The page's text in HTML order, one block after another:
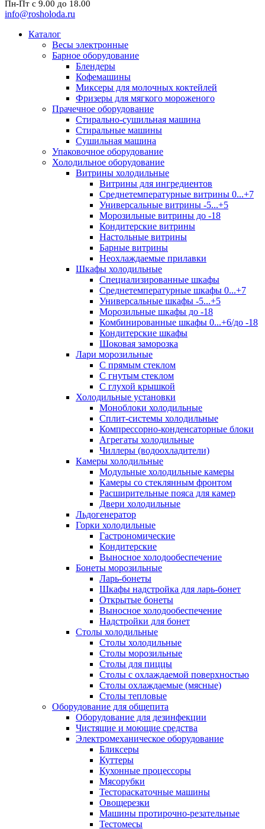
Пн-Пт с 9.00 до 18.00
info@rosholoda.ru
Каталог
Весы электронные
Барное оборудование
Блендеры
Кофемашины
Миксеры для молочных коктейлей
Фризеры для мягкого мороженого
Прачечное оборудование
Стирально-сушильная машина
Стиральные машины
Сушильная машина
Упаковочное оборудование
Холодильное оборудование
Витрины холодильные
Витрины для ингредиентов
Среднетемпературные витрины 0...+7
Универсальные витрины -5...+5
Морозильные витрины до -18
Кондитерские витрины
Настольные витрины
Барные витрины
Неохлаждаемые прилавки
Шкафы холодильные
Cпециализированные шкафы
Среднетемпературные шкафы 0...+7
Универсальные шкафы -5...+5
Морозильные шкафы до -18
Комбинированные шкафы 0...+6/до -18
Кондитерские шкафы
Шоковая заморозка
Лари морозильные
С прямым стеклом
С гнутым стеклом
С глухой крышкой
Холодильные установки
Моноблоки холодильные
Сплит-системы холодильные
Компрессорно-конденсаторные блоки
Агрегаты холодильные
Чиллеры (водоохладители)
Камеры холодильные
Модульные холодильные камеры
Камеры со стеклянным фронтом
Расширительные пояса для камер
Двери холодильные
Льдогенератор
Горки холодильные
Гастрономические
Кондитерские
Выносное холодообеспечение
Бонеты морозильные
Ларь-бонеты
Шкафы надстройка для ларь-бонет
Открытые бонеты
Выносное холодообеспечение
Надстройки для бонет
Столы холодильные
Столы холодильные
Столы морозильные
Столы для пиццы
Столы с охлаждаемой поверхностью
Столы охлаждаемые (мясные)
Столы тепловые
Оборудование для общепита
Оборудование для дезинфекции
Чистящие и моющие средства
Электромеханическое оборудование
Бликсеры
Куттеры
Кухонные процессоры
Мясорубки
Тестораскаточные машины
Овощерезки
Машины протирочно-резательные
Тестомесы